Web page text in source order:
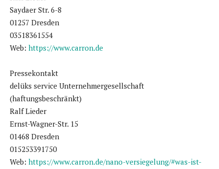
Saydaer Str. 6-8
01257 Dresden
03518361554
Web: https://www.carron.de
Pressekontakt
delüks service Unternehmergesellschaft
(haftungsbeschränkt)
Ralf Lieder
Ernst-Wagner-Str. 15
01468 Dresden
015253391750
Web: https://www.carron.de/nano-versiegelung/#was-ist-